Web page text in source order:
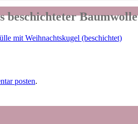
beschichteter Baumwolle
mit Weihnachtskugel (beschichtet)
posten.